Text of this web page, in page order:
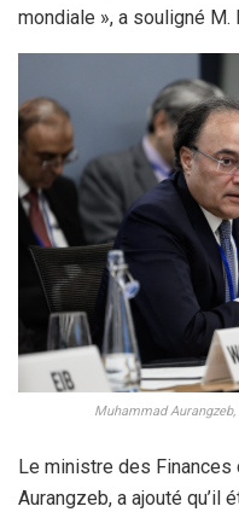
mondiale », a souligné M.
Muhammad
Le ministre des Finances
Aurangzeb, a ajouté qu’il